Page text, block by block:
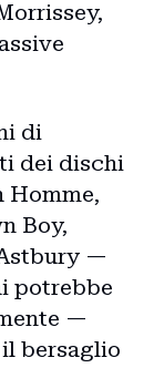
di
dei dischi
Homme,
Boy,
—
potrebbe
—
bersaglio